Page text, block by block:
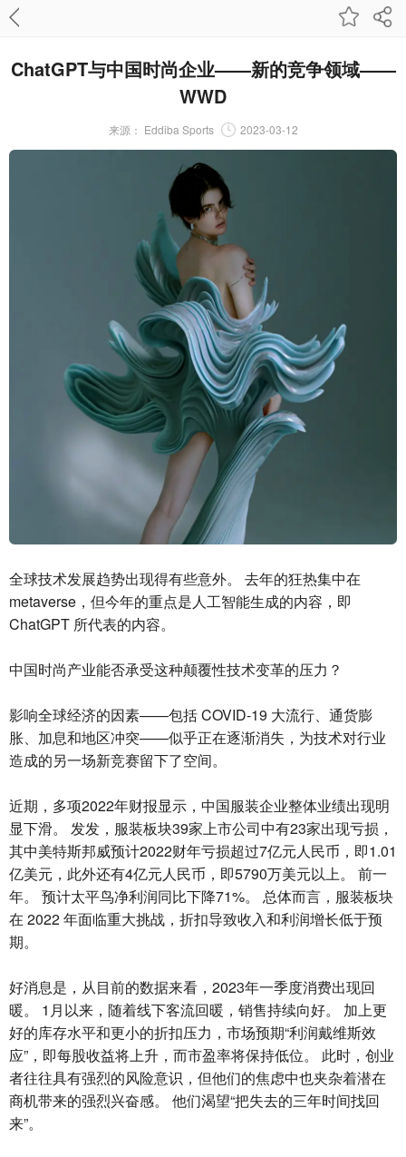
ChatGPT与中国时尚企业——新的竞争领域——
WWD
来源： Eddiba Sports 2023-03-12
全球技术发展趋势出现得有些意外。 去年的狂热集中在
metaverse，但今年的重点是人工智能生成的内容，即
ChatGPT 所代表的内容。
中国时尚产业能否承受这种颠覆性技术变革的压力？
影响全球经济的因素——包括 COVID-19 大流行、通货膨
胀、加息和地区冲突——似乎正在逐渐消失，为技术对行业
造成的另一场新竞赛留下了空间。
近期，多项2022年财报显示，中国服装企业整体业绩出现明
显下滑。 发发，服装板块39家上市公司中有23家出现亏损，
其中美特斯邦威预计2022财年亏损超过7亿元人民币，即1.01
亿美元，此外还有4亿元人民币，即5790万美元以上。 前一
年。 预计太平鸟净利润同比下降71%。 总体而言，服装板块
在 2022 年面临重大挑战，折扣导致收入和利润增长低于预
期。
好消息是，从目前的数据来看，2023年一季度消费出现回
暖。 1月以来，随着线下客流回暖，销售持续向好。 加上更
好的库存水平和更小的折扣压力，市场预期“利润戴维斯效
应”，即每股收益将上升，而市盈率将保持低位。 此时，创业
者往往具有强烈的风险意识，但他们的焦虑中也夹杂着潜在
商机带来的强烈兴奋感。 他们渴望“把失去的三年时间找回
来”。